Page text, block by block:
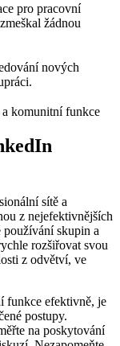
pro pracovní
žádnou
nových
sítě a
z nejefektivnějších
skupin a
rozšiřovat svou
z odvětví, ve
funkce efektivně, je
postupy.
na poskytování